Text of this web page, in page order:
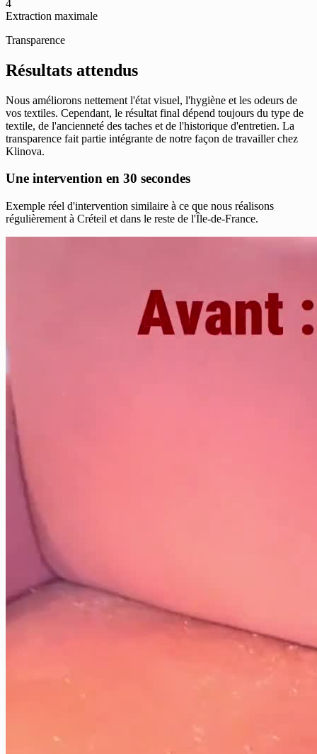
4
Extraction maximale
Transparence
Résultats attendus
Nous améliorons nettement l'état visuel, l'hygiène et les odeurs de
vos textiles. Cependant, le résultat final dépend toujours du type de
textile, de l'ancienneté des taches et de l'historique d'entretien. La
transparence fait partie intégrante de notre façon de travailler chez
Klinova.
Une intervention en 30 secondes
Exemple réel d'intervention similaire à ce que nous réalisons
régulièrement à Créteil et dans le reste de l'Île-de-France.